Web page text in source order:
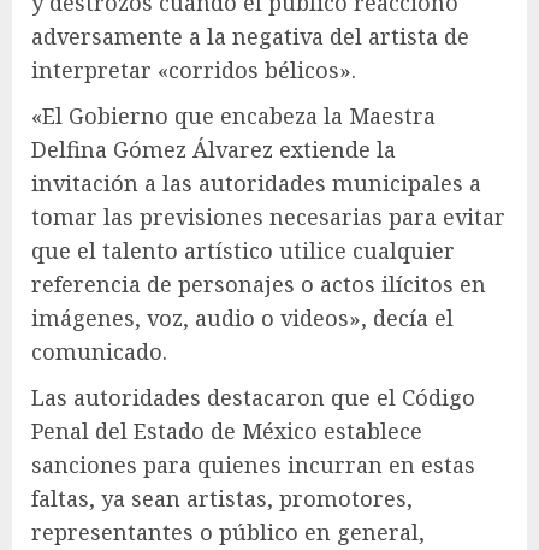
adversamente a la negativa del artista de
interpretar «corridos bélicos».
«El Gobierno que encabeza la Maestra
Delfina Gómez Álvarez extiende la
invitación a las autoridades municipales a
tomar las previsiones necesarias para evitar
que el talento artístico utilice cualquier
referencia de personajes o actos ilícitos en
imágenes, voz, audio o videos», decía el
comunicado.
Las autoridades destacaron que el Código
Penal del Estado de México establece
sanciones para quienes incurran en estas
faltas, ya sean artistas, promotores,
representantes o público en general,